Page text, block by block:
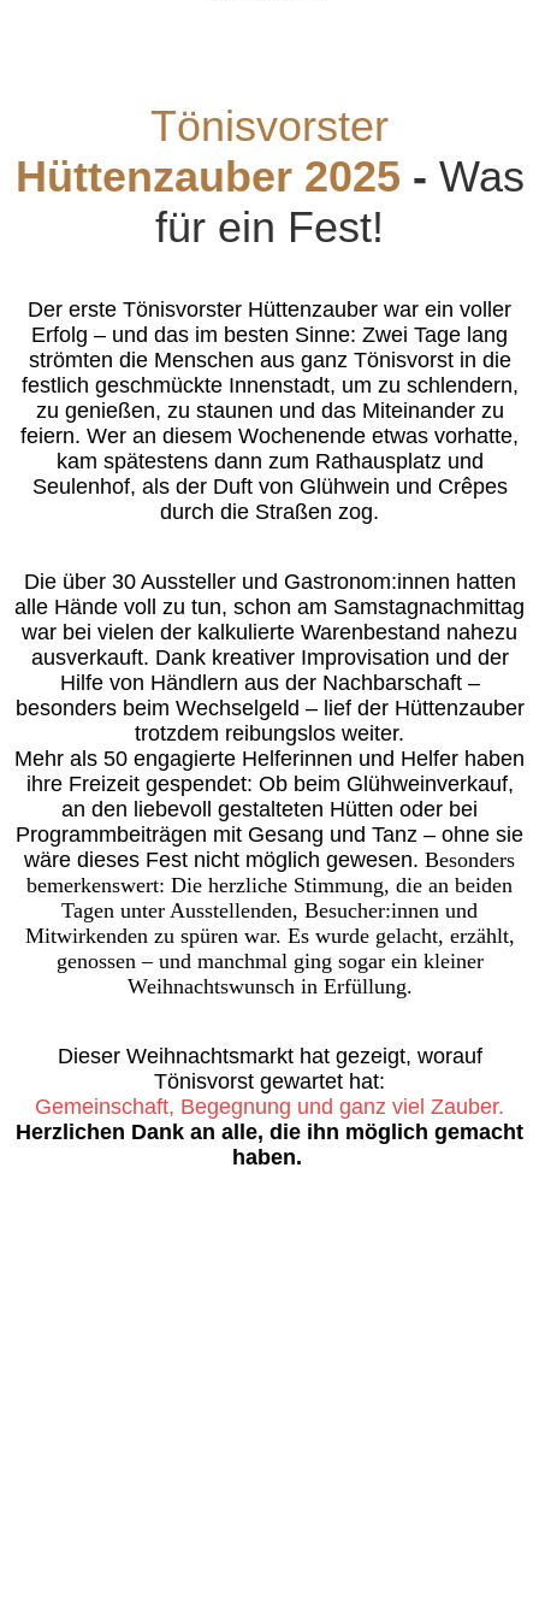
Tönisvorster
Hüttenzauber 2025 - Was
für ein Fest!
Der erste Tönisvorster Hüttenzauber war ein voller
Erfolg – und das im besten Sinne: Zwei Tage lang
strömten die Menschen aus ganz Tönisvorst in die
festlich geschmückte Innenstadt, um zu schlendern,
zu genießen, zu staunen und das Miteinander zu
feiern. Wer an diesem Wochenende etwas vorhatte,
kam spätestens dann zum Rathausplatz und
Seulenhof, als der Duft von Glühwein und Crêpes
durch die Straßen zog.
Die über 30 Aussteller und Gastronom:innen hatten
alle Hände voll zu tun, schon am Samstagnachmittag
war bei vielen der kalkulierte Warenbestand nahezu
ausverkauft. Dank kreativer Improvisation und der
Hilfe von Händlern aus der Nachbarschaft –
besonders beim Wechselgeld – lief der Hüttenzauber
trotzdem reibungslos weiter.
Mehr als 50 engagierte Helferinnen und Helfer haben
ihre Freizeit gespendet: Ob beim Glühweinverkauf,
an den liebevoll gestalteten Hütten oder bei
Programmbeiträgen mit Gesang und Tanz – ohne sie
wäre dieses Fest nicht möglich gewesen. Besonders
bemerkenswert: Die herzliche Stimmung, die an beiden
Tagen unter Ausstellenden, Besucher:innen und
Mitwirkenden zu spüren war. Es wurde gelacht, erzählt,
genossen – und manchmal ging sogar ein kleiner
Weihnachtswunsch in Erfüllung.
Dieser Weihnachtsmarkt hat gezeigt, worauf
Tönisvorst gewartet hat:
Gemeinschaft, Begegnung und ganz viel Zauber.
Herzlichen Dank an alle, die ihn möglich gemacht
haben.